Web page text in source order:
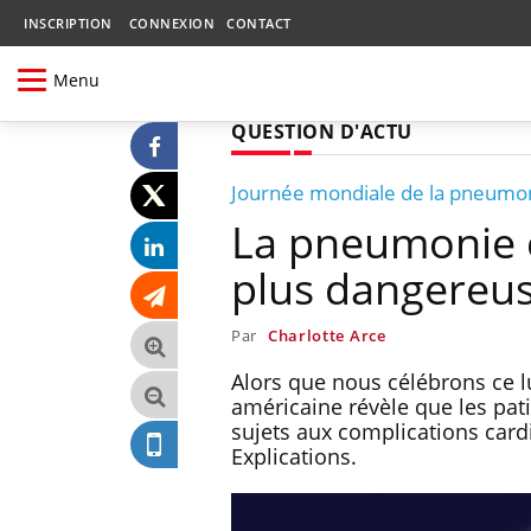
INSCRIPTION CONNEXION CONTACT
Menu
QUESTION D'ACTU
Journée mondiale de la
La pneumonie
plus
Par Charlotte Arce
Alors que nous célébrons ce
américaine révèle que les
sujets aux complications
Explications.